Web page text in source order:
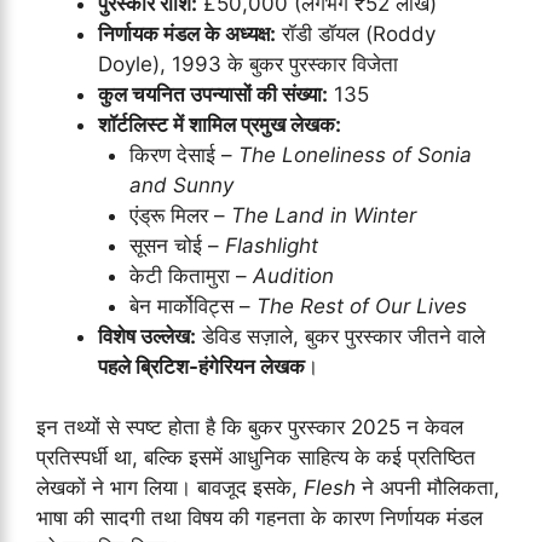
निर्णायक मंडल के अध्यक्ष: रॉडी डॉयल (Roddy
Doyle), 1993 के बुकर पुरस्कार विजेता
कुल चयनित उपन्यासों की संख्या: 135
शॉर्टलिस्ट में शामिल प्रमुख लेखक:
किरण देसाई – The Loneliness of Sonia
and Sunny
एंड्रू मिलर – The Land in Winter
सूसन चोई – Flashlight
केटी कितामुरा – Audition
बेन मार्कोविट्स – The Rest of Our Lives
विशेष उल्लेख: डेविड सज़ाले, बुकर पुरस्कार जीतने वाले
पहले ब्रिटिश-हंगेरियन लेखक।
इन तथ्यों से स्पष्ट होता है कि बुकर पुरस्कार 2025 न केवल
प्रतिस्पर्धी था, बल्कि इसमें आधुनिक साहित्य के कई प्रतिष्ठित
लेखकों ने भाग लिया। बावजूद इसके, Flesh ने अपनी मौलिकता,
भाषा की सादगी तथा विषय की गहनता के कारण निर्णायक मंडल